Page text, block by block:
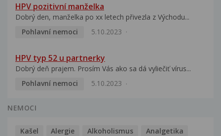
HPV pozitivní manželka
Dobrý den, manželka po xx letech přivezla z Východu...
Pohlavní nemoci
5.10.2023
HPV typ 52 u partnerky
Dobrý deň prajem. Prosím Vás ako sa dá vyliečiť vírus...
Pohlavní nemoci
5.10.2023
NEMOCI
Kašel Alergie Alkoholismus
Analgetika